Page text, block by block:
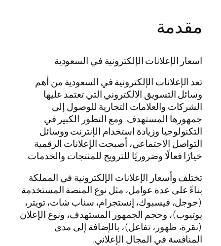
مقدمة
اسعار الإعلانات الإلكترونية في السعودية
تعد الإعلانات الإلكترونية في السعودية من أهم
وسائل التسويق الالكتروني التي تعتمد عليها
الشركات والعلامات التجارية للوصول إلى
جمهورها المستهدف. ومع التطور الكبير في
التكنولوجيا وزيادة استخدام الإنترنت ووسائل
التواصل الاجتماعي، أصبحت الإعلانات الرقمية
خيارًا فعالًا وضروريًا للترويج للمنتجات والخدمات.
تختلف وأسعار الإعلانات الإلكترونية في المملكة
بناءً على عدة عوامل، مثل نوع المنصة المستخدمة
(جوجل، فيسبوك، إنستجرام، سناب شات، تويتر،
يوتيوب)، وحجم الجمهور المستهدف، ونوع الإعلان
(نقرة، ظهور، تفاعل)، بالإضافة إلى مدى
المنافسة في المجال الإعلاني.